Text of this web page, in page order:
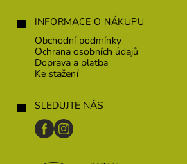
INFORMACE O NÁKUPU
Obchodní podmínky
Ochrana osobních údajů
Doprava a platba
Ke stažení
SLEDUJTE NÁS